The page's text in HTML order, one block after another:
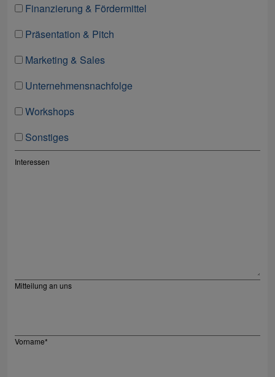
Interessen
Finanzierung & Fördermittel
Präsentation & Pitch
Marketing & Sales
Unternehmensnachfolge
Workshops
Sonstiges
Mitteilung an uns
Vorname*